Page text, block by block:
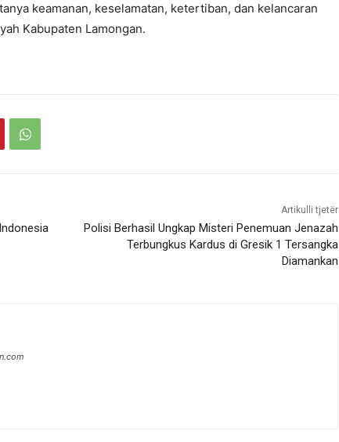
keamanan, keselamatan, ketertiban, dan kelancaran
Kabupaten Lamongan.
Artikulli tjetër
Polisi Berhasil Ungkap Misteri Penemuan Jenazah
Terbungkus Kardus di Gresik 1 Tersangka
Diamankan